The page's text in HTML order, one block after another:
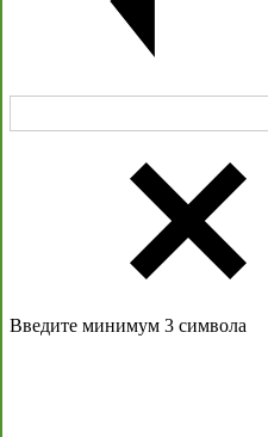
Введите минимум 3 символа